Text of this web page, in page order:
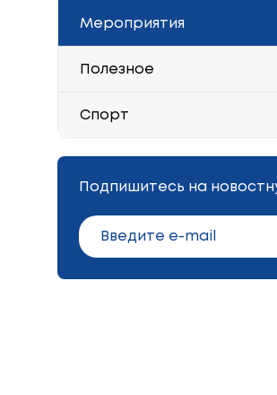
Мероприятия
Полезное
Спорт
Подпишитесь на